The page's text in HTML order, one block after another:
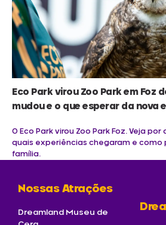
Eco Park virou Zoo Park em Foz
mudou e o que esperar da nova
O Eco Park virou Zoo Park Foz. Veja
quais experiências chegaram e como
família.
Nossas Atrações
Dreamland Museu de